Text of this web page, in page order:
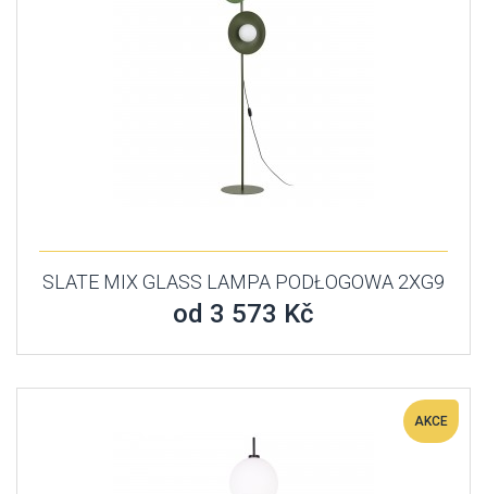
SLATE MIX GLASS LAMPA PODŁOGOWA 2XG9
od 3 573 Kč
AKCE